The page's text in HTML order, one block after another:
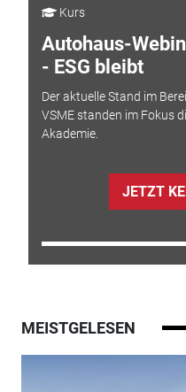
Kurs
Autohaus-
- ESG bleibt
Der aktuelle Stand im
VSME standen im Fokus
Akademie.
JETZT
MEISTGELESEN